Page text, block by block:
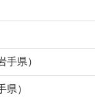
手県）
）